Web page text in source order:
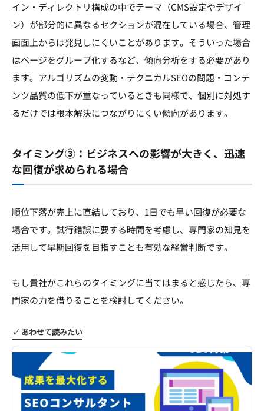
イン・ディレクトリ構成の中でテーマ（CMS設定やデザイ
ン）が部分的に異なるセクションが混在している場合、管理
画面上からは発見しにくいことがあります。そういった場合
はページをグループ化するなど、傾向分析をする必要があり
ます。アルゴリズムの変動・テクニカルSEOの問題・コンテ
ンツ品質の低下が重なっているときも同様で、個別に対処す
るだけでは根本解決につながりにくい傾向があります。
タイミング③：ビジネスへの影響が大きく、迅速
な回復が求められる場合
順位下落が売上に直結しており、1日でも早い回復が必要な
場合です。試行錯誤に要する時間を考慮し、専門家の知見を
活用して早期回復を目指すことも有効な経営判断です。
もし貴社がこれらのタイミングに当てはまると感じたら、専
門家の力を借りることを検討してください。
✓ あわせて読みたい